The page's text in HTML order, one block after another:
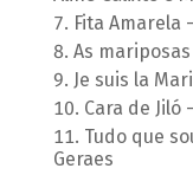
Fita Amarela
As
Je suis la
Cara de Jiló
Tudo que
Geraes